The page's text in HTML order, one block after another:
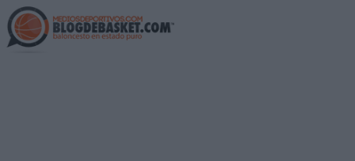
Skip
to
main